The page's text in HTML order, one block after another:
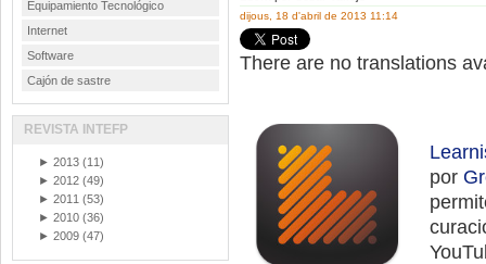
dijous, 18 d'abril de 2013 11:14
There are no translations
por
Equipamiento Tecnológico
Internet
Software
Cajón de sastre
REVISTA INTEFP
► 2013 (11)
► 2012 (49)
► 2011 (53)
► 2010 (36)
► 2009 (47)